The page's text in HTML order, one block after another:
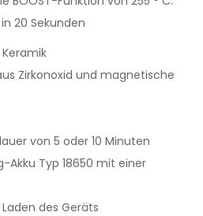
20 Sekunden
Zirkonoxid und magnetische
von 5 oder 10 Minuten
Akku Typ 18650 mit einer
des Geräts